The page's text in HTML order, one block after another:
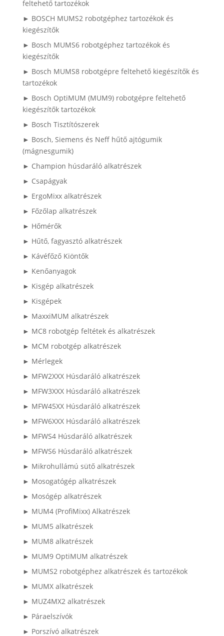
feltehető tartozékok
► BOSCH MUMS2 robotgéphez tartozékok és
kiegészítők
► Bosch MUMS6 robotgéphez tartozékok és
kiegészítők
► Bosch MUMS8 robotgépre feltehető kiegészítők és
tartozékok
► Bosch OptiMUM (MUM9) robotgépre feltehető
kiegészítők tartozékok
► Bosch Tisztítószerek
► Bosch, Siemens és Neff hűtő ajtógumik
(mágnesgumik)
► Champion húsdaráló alkatrészek
► Csapágyak
► ErgoMixx alkatrészek
► Főzőlap alkatrészek
► Hőmérők
► Hűtő, fagyasztó alkatrészek
► Kávéfőző Kiöntők
► Kenőanyagok
► Kisgép alkatrészek
► Kisgépek
► MaxxiMUM alkatrészek
► MC8 robotgép feltétek és alkatrészek
► MCM robotgép alkatrészek
► Mérlegek
► MFW2XXX Húsdaráló alkatrészek
► MFW3XXX Húsdaráló alkatrészek
► MFW45XX Húsdaráló alkatrészek
► MFW6XXX Húsdaráló alkatrészek
► MFWS4 Húsdaráló alkatrészek
► MFWS6 Húsdaráló alkatrészek
► Mikrohullámú sütő alkatrészek
► Mosogatógép alkatrészek
► Mosógép alkatrészek
► MUM4 (ProfiMixx) Alkatrészek
► MUM5 alkatrészek
► MUM8 alkatrészek
► MUM9 OptiMUM alkatrészek
► MUMS2 robotgéphez alkatrészek és tartozékok
► MUMX alkatrészek
► MUZ4MX2 alkatrészek
► Páraelszívók
► Porszívó alkatrészek